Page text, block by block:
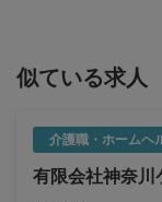
似ている求人
介護職・ホームヘ
有限会社神奈川